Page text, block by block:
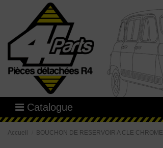
Catalogue
Accueil BOUCHON DE RESERVOIR A CLE CHROME